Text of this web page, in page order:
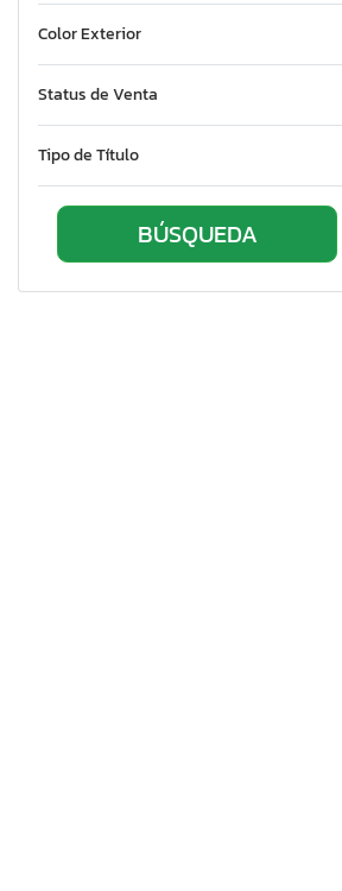
Nevada
Ohio
Oklahoma
Color Exterior
Status de Venta
Tipo de Título